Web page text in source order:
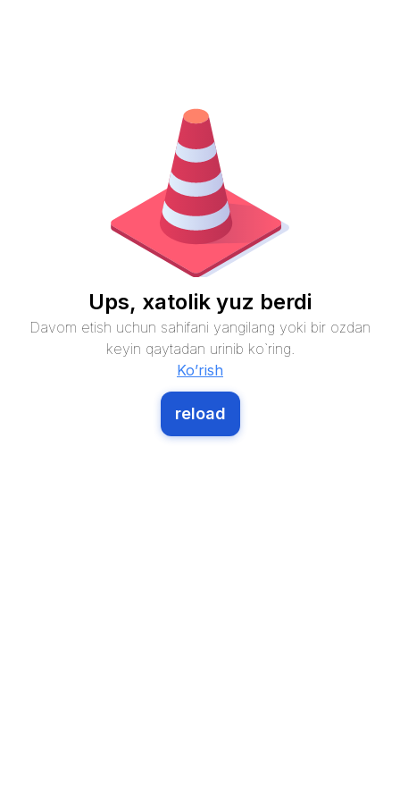
Ups, xatolik yuz berdi
Davom etish uchun sahifani yangilang yoki bir ozdan
keyin qaytadan urinib ko`ring.
Ko’rish
reload